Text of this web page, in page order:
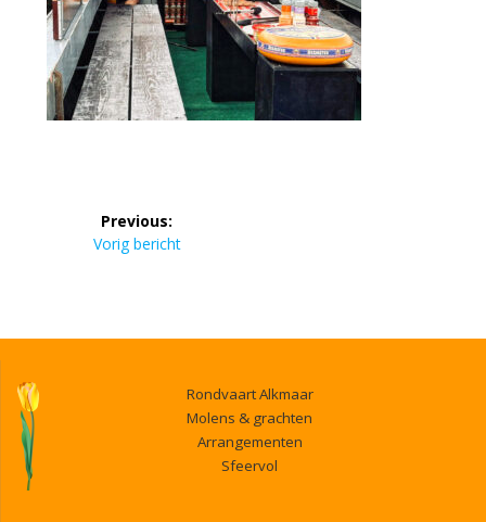
Bericht
navigatie
Previous:
Previous
Vorig bericht
Rondvaart Alkmaar
Molens & grachten
Arrangementen
Sfeervol